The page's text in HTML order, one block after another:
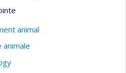
animal
animale